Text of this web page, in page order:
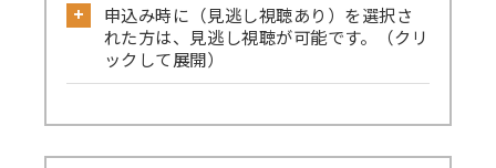
ングをお試しください。
確認はこちら
→Skype／Teams／LINEなど別のミーティン
申込み時に（見逃し視聴あり）を選択さ
れた方は、見逃し視聴が可能です。（クリ
ックして展開）
ミナーの録画動画を一定期間視聴可能です。